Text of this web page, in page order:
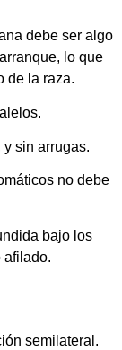
debe ser algo
lo que
de la raza.
sin arrugas.
no debe
bajo los
afilado.
semilateral.